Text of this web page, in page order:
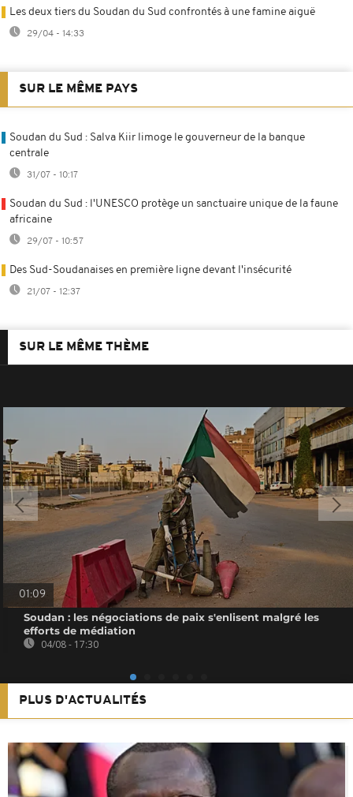
Les deux tiers du Soudan du Sud confrontés à une famine aiguë
29/04 - 14:33
SUR LE MÊME PAYS
Soudan du Sud : Salva Kiir limoge le gouverneur de la banque
centrale
31/07 - 10:17
Soudan du Sud : l'UNESCO protège un sanctuaire unique de la faune
africaine
29/07 - 10:57
Des Sud-Soudanaises en première ligne devant l'insécurité
21/07 - 12:37
SUR LE MÊME THÈME
01:09
Soudan : les négociations de paix s'enlisent malgré les
efforts de médiation
04/08 - 17:30
PLUS D'ACTUALITÉS